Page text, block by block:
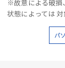
※故意による破損
状態によっては 対
パ